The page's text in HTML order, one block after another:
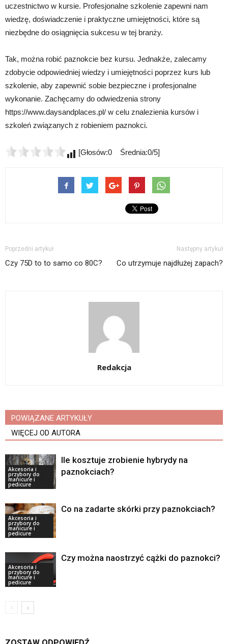
uczestnictwo w kursie. Profesjonalne szkolenie zapewni nam
wiedzę, doświadczenie i praktyczne umiejętności, które są
niezbędne do osiągnięcia sukcesu w tej branży.
Tak, można robić paznokcie bez kursu. Jednakże, zalecamy
zdobycie odpowiedniej wiedzy i umiejętności poprzez kurs lub
szkolenie, aby zapewnić sobie bezpieczne i profesjonalne
wykonanie. Zachęcamy do odwiedzenia strony
https://www.daysandplaces.pl/ w celu znalezienia kursów i
szkoleń związanych z robieniem paznokci.
[Głosów:0 Średnia:0/5]
Poprzedni artykuł
Czy 75D to to samo co 80C?
Następny artykuł
Co utrzymuje najdłużej zapach?
Redakcja
POWIĄZANE ARTYKUŁY
WIĘCEJ OD AUTORA
Akcesoria i
przybory do
manicure i
pedicure
Ile kosztuje zrobienie hybrydy na
paznokciach?
Akcesoria i
przybory do
manicure i
pedicure
Co na zadarte skórki przy paznokciach?
Akcesoria i
przybory do
manicure i
pedicure
Czy można naostrzyć cążki do paznokci?